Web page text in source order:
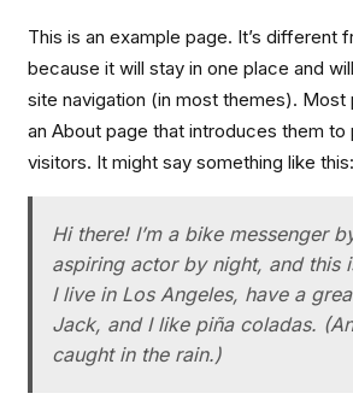
This is an example page. It’s different
because it will stay in one place and
site navigation (in most themes). Most
an About page that introduces them to
visitors. It might say something like this:
Hi there! I’m a bike messenger
aspiring actor by night, and this
I live in Los Angeles, have a
Jack, and I like piña coladas.
caught in the rain.)